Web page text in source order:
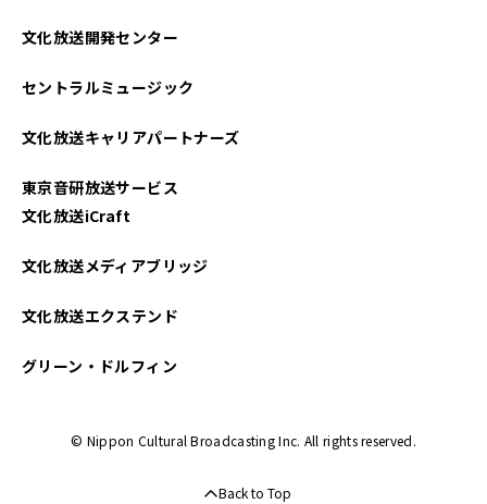
文化放送開発センター
セントラルミュージック
文化放送キャリアパートナーズ
東京音研放送サービス
文化放送iCraft
文化放送メディアブリッジ
文化放送エクステンド
グリーン・ドルフィン
© Nippon Cultural Broadcasting Inc. All rights reserved.
Back to Top